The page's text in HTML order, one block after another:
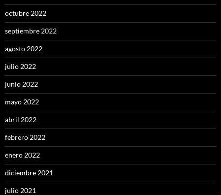
octubre 2022
septiembre 2022
agosto 2022
julio 2022
junio 2022
mayo 2022
abril 2022
febrero 2022
enero 2022
diciembre 2021
julio 2021